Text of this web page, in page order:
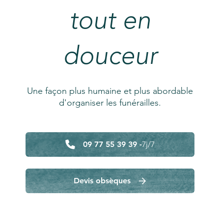
tout en
douceur
Une façon plus humaine et plus abordable
d'organiser les funérailles.
09 77 55 39 39 -7j/7
Devis obsèques